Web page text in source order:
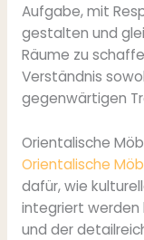
Aufgabe, mit
gestalten und
Räume zu
Verständnis
gegenwärtigen
Orientalische
Orientalische
dafür, wie
integriert werden
und der